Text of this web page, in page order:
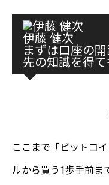
伊藤 健次
まずは口座の
先の知識を得
ここまで「ビットコ
ルから買う1歩手前ま